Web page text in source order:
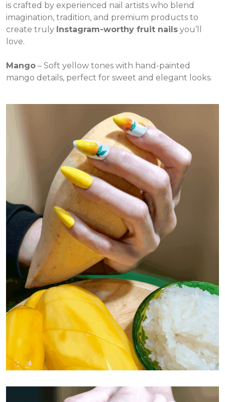
is crafted by experienced nail artists who blend
imagination, tradition, and premium products to
create truly Instagram-worthy fruit nails you’ll
love.
Mango – Soft yellow tones with hand-painted
mango details, perfect for sweet and elegant looks.